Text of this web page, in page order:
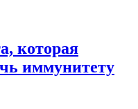
которая
иммунитету